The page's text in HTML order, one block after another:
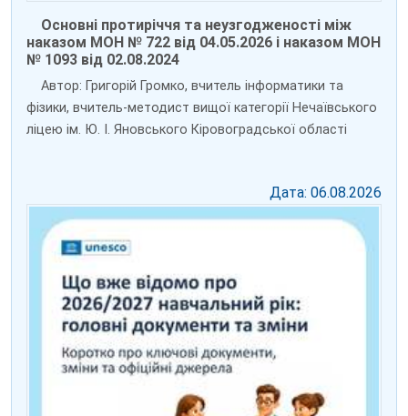
Основні протиріччя та неузгодженості між
наказом МОН № 722 від 04.05.2026 і наказом МОН
№ 1093 від 02.08.2024
Автор: Григорій Громко, вчитель інформатики та
фізики, вчитель-методист вищої категорії Нечаївського
ліцею ім. Ю. І. Яновського Кіровоградської області
Дата: 06.08.2026